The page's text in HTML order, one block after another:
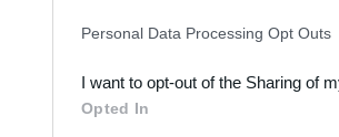
Downstream Participants
third parties.
Personal Data Processing Opt Outs
I want to opt-out of the Sharing of
Opted In